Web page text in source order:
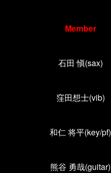
Member
石田 愼(sax)
窪田想士(vib)
和仁 将平(key/pf)
熊谷 勇哉(guitar)